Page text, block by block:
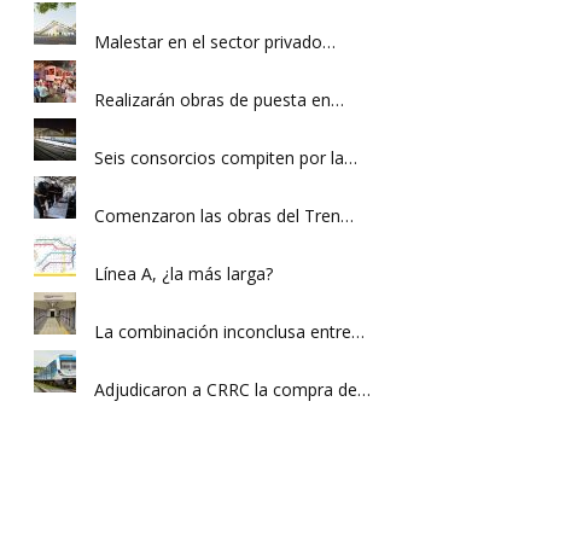
Malestar en el sector privado…
Realizarán obras de puesta en…
Seis consorcios compiten por la…
Comenzaron las obras del Tren…
Línea A, ¿la más larga?
La combinación inconclusa entre…
Adjudicaron a CRRC la compra de…